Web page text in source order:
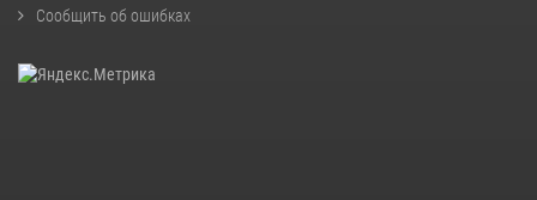
Сообщить об ошибках